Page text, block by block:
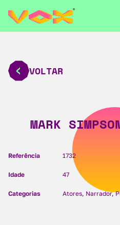
VOLTAR
MARK
Referência 1732
Idade 47
Categorias Atores, Narrador,